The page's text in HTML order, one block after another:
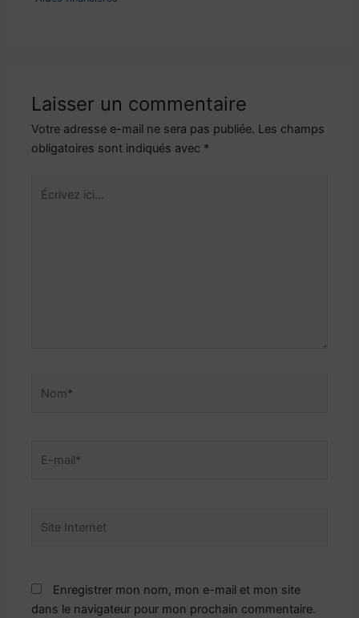
Laisser un commentaire
Votre adresse e-mail ne sera pas publiée. Les champs
obligatoires sont indiqués avec *
Écrivez
ici…
Internet
Enregistrer mon nom, mon e-mail et mon site
dans le navigateur pour mon prochain commentaire.